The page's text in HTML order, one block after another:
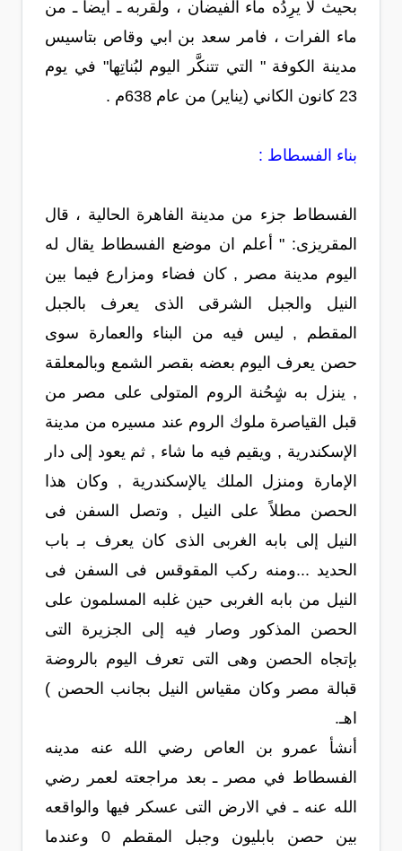
بحيث لا يرِدُه ماء الفيضان ، ولقربه ـ أيضاً ـ من
ماء الفرات ، فامر سعد بن ابي وقاص بتاسيس
مدينة الكوفة " التي تتنكَّر اليوم لبُناتِها" في يوم
23 كانون الكاني (يناير) من عام 638م .
بناء الفسطاط :
الفسطاط جزء من مدينة الفاهرة الحالية ، قال
المقريزى: " أعلم ان موضع الفسطاط يقال له
اليوم مدينة مصر , كان فضاء ومزارع فيما بين
النيل والجبل الشرقى الذى يعرف بالجبل
المقطم , ليس فيه من البناء والعمارة سوى
حصن يعرف اليوم بعضه بقصر الشمع وبالمعلقة
, ينزل به شٍحُنة الروم المتولى على مصر من
قبل القياصرة ملوك الروم عند مسيره من مدينة
الإسكندرية , ويقيم فيه ما شاء , ثم يعود إلى دار
الإمارة ومنزل الملك يالإسكندرية , وكان هذا
الحصن مطلاً على النيل , وتصل السفن فى
النيل إلى بابه الغربى الذى كان يعرف بـ باب
الحديد ...ومنه ركب المقوقس فى السفن فى
النيل من بابه الغربى حين غلبه المسلمون على
الحصن المذكور وصار فيه إلى الجزيرة التى
بإتجاه الحصن وهى التى تعرف اليوم بالروضة
قبالة مصر وكان مقياس النيل بجانب الحصن )
اهـ.
أنشأ عمرو بن العاص رضي الله عنه مدينه
الفسطاط في مصر ـ بعد مراجعته لعمر رضي
الله عنه ـ في الارض التى عسكر فيها والواقعه
بين حصن بابليون وجبل المقطم 0 وعندما